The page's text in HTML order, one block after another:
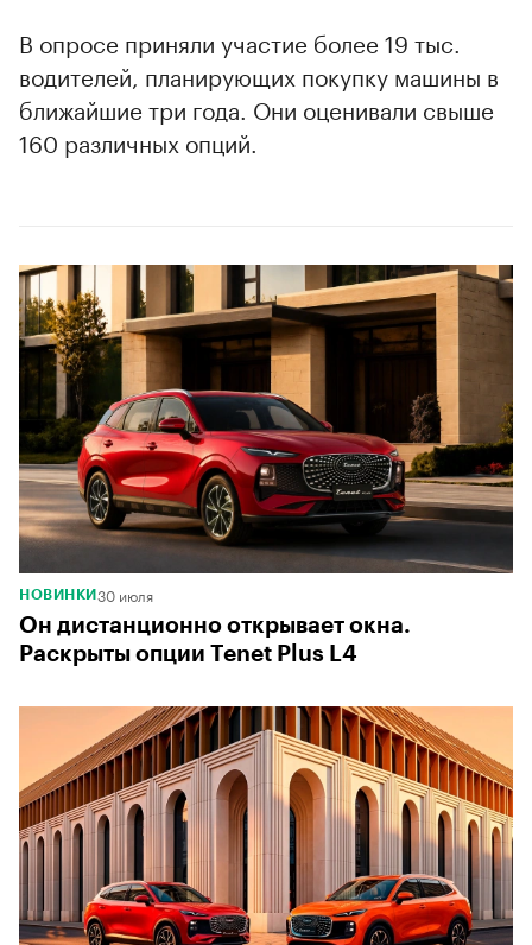
В опросе приняли участие более 19 тыс.
водителей, планирующих покупку машины в
ближайшие три года. Они оценивали свыше
160 различных опций.
00:00 / 00:00
НОВИНКИ 30 июля
Он дистанционно открывает окна.
Раскрыты опции Tenet Plus L4